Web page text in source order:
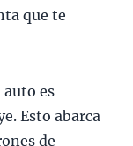
que te
auto es
Esto abarca
de